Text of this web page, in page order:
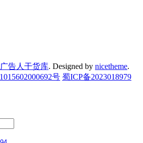
广告人干货库. Designed by nicetheme.
号 蜀ICP备2023018979